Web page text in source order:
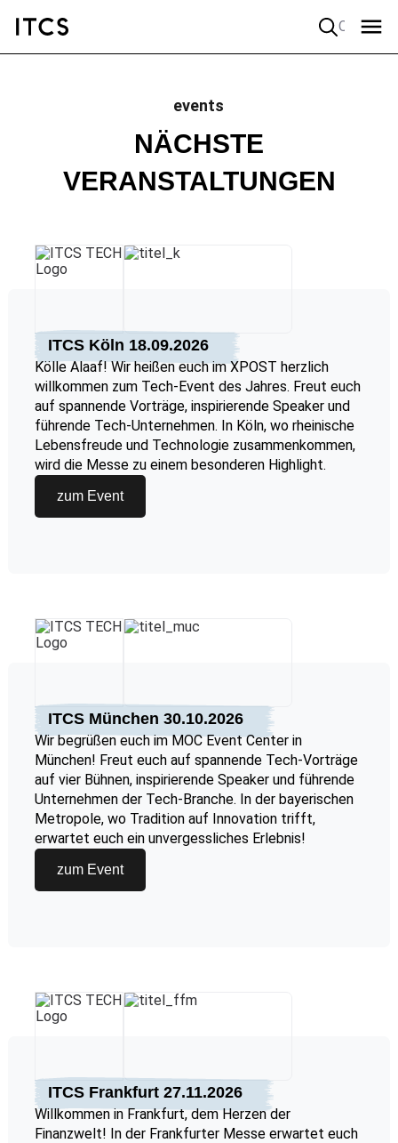
events
NÄCHSTE
VERANSTALTUNGEN
ITCS Köln 18.09.2026
Kölle Alaaf! Wir heißen euch im XPOST herzlich
willkommen zum Tech-Event des Jahres. Freut euch
auf spannende Vorträge, inspirierende Speaker und
führende Tech-Unternehmen. In Köln, wo rheinische
Lebensfreude und Technologie zusammenkommen,
wird die Messe zu einem besonderen Highlight.
zum Event
ITCS München 30.10.2026
Wir begrüßen euch im MOC Event Center in
München! Freut euch auf spannende Tech-Vorträge
auf vier Bühnen, inspirierende Speaker und führende
Unternehmen der Tech-Branche. In der bayerischen
Metropole, wo Tradition auf Innovation trifft,
erwartet euch ein unvergessliches Erlebnis!
zum Event
ITCS Frankfurt 27.11.2026
Willkommen in Frankfurt, dem Herzen der
Finanzwelt! In der Frankfurter Messe erwartet euch